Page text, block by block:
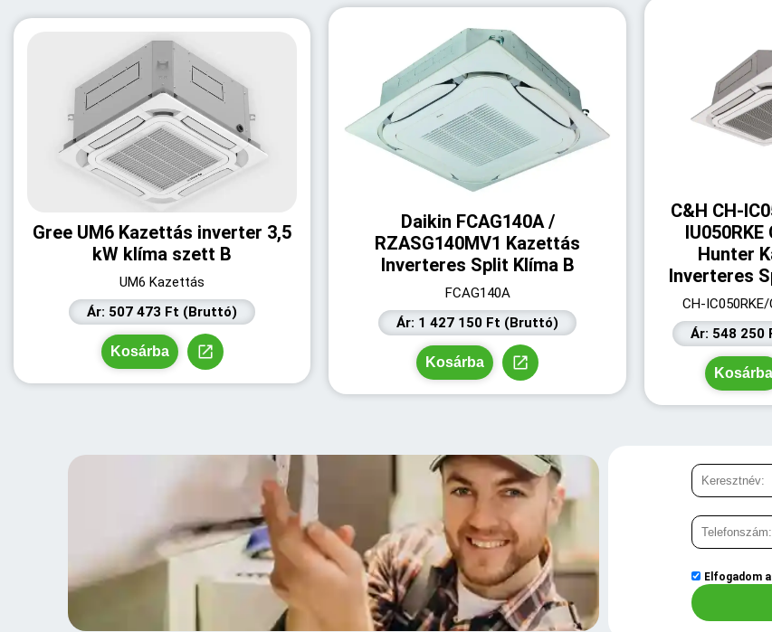
Gree UM6 Kazettás inverter 3,5
kW klíma szett B
UM6 Kazettás
Ár: 507 473 Ft (Bruttó)
Kosárba
Daikin FCAG140A /
RZASG140MV1 Kazettás
Inverteres Split Klíma B
FCAG140A
Ár: 1 427 150 Ft (Bruttó)
Kosárba
C&H CH-
Hunter
Inverteres
CH-
Ár: 548
Kosárba
Elfogadom